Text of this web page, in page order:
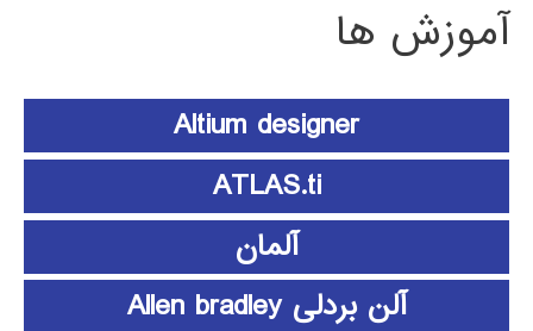
آموزش ها
Altium designer
ATLAS.ti
آلمان
آلن بردلی Allen bradley